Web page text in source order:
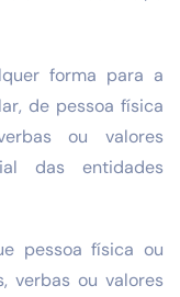
forma para a
de pessoa física
ou valores
das entidades
pessoa física ou
verbas ou valores